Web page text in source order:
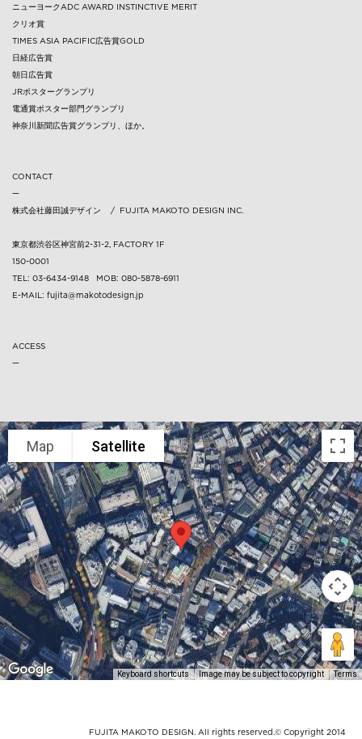
ニューヨークADC AWARD INSTINCTIVE MERIT
クリオ賞
TIMES ASIA PACIFIC広告賞GOLD
日経広告賞
朝日広告賞
JRポスターグランプリ
電通賞ポスター部門グランプリ
神奈川新聞広告賞グランプリ、ほか。
CONTACT
—
株式会社藤田誠デザイン / FUJITA MAKOTO DESIGN INC.
東京都渋谷区神宮前2-31-2, FACTORY 1F
150-0001
TEL: 03-6434-9148 MOB: 080-5878-6911
E-MAIL: fujita@makotodesign.jp
ACCESS
—
Map Satellite
Keyboard shortcuts Image may be subject to copyright Terms
FUJITA MAKOTO DESIGN. All rights reserved.© Copyright 2014